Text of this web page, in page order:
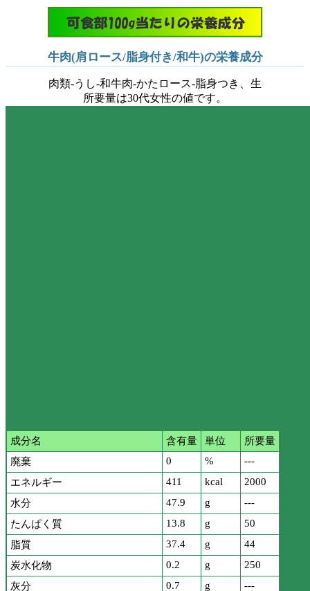
牛肉(肩ロース/脂身付き/和牛)の栄養成分
肉類-うし-和牛肉-かたロース-脂身つき、生
所要量は30代女性の値です。
成分名 含有量 単位
所要量
廃棄
0 %
---
エネルギー
411 kcal
2000
水分
47.9 g
---
たんぱく質
13.8 g
50
脂質
37.4 g
44
炭水化物
0.2 g
250
灰分
0.7 g
---